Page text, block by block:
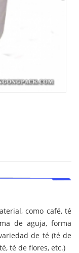
como café, té
de aguja, forma
de té (té de
té de flores, etc.)